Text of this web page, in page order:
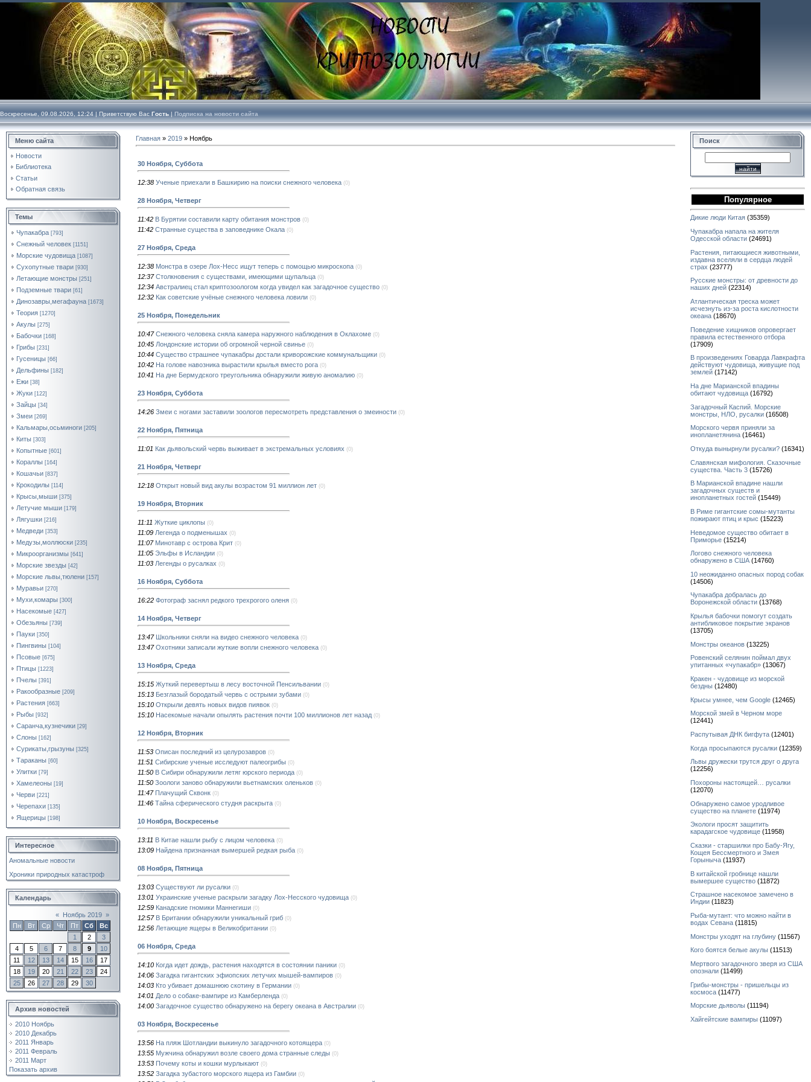
Воскресенье, 09.08.2026, 12:24 | Приветствую Вас Гость | Подписка на новости сайта
Меню сайта
Новости
Библиотека
Статьи
Обратная связь
Темы
Чупакабра [793]
Снежный человек [1151]
Морские чудовища [1087]
Сухопутные твари [930]
Летающие монстры [251]
Подземные твари [61]
Динозавры,мегафауна [1673]
Теория [1270]
Акулы [275]
Бабочки [168]
Грибы [231]
Гусеницы [66]
Дельфины [182]
Ежи [38]
Жуки [122]
Зайцы [34]
Змеи [269]
Кальмары,осьминоги [205]
Киты [303]
Копытные [601]
Кораллы [164]
Кошачьи [837]
Крокодилы [114]
Крысы,мыши [375]
Летучие мыши [179]
Лягушки [216]
Медведи [353]
Медузы,моллюски [235]
Микроорганизмы [641]
Морские звезды [42]
Морские львы,тюлени [157]
Муравьи [270]
Мухи,комары [300]
Насекомые [427]
Обезьяны [739]
Пауки [350]
Пингвины [104]
Псовые [675]
Птицы [1223]
Пчелы [391]
Ракообразные [209]
Растения [663]
Рыбы [932]
Саранча,кузнечики [29]
Слоны [162]
Сурикаты,грызуны [325]
Тараканы [60]
Улитки [79]
Хамелеоны [19]
Черви [221]
Черепахи [135]
Ящерицы [198]
Интересное
Аномальные новости
Хроники природных катастроф
Календарь
« Ноябрь 2019 »
Пн
Вт Ср Чт Пт Сб
Вс
1
2
3
4
5 6 7 8 9
10
11
12 13 14 15 16
17
18
19 20 21 22 23
24
25
26 27 28 29 30
Архив новостей
2010 Ноябрь
2010 Декабрь
2011 Январь
2011 Февраль
2011 Март
Показать архив
Главная » 2019 » Ноябрь
30 Ноября, Суббота
12:38 Ученые приехали в Башкирию на поиски снежного человека (0)
28 Ноября, Четверг
11:42 В Бурятии составили карту обитания монстров (0)
11:42 Странные существа в заповеднике Окала (0)
27 Ноября, Среда
12:38 Монстра в озере Лох-Несс ищут теперь с помощью микроскопа (0)
12:37 Столкновения с существами, имеющими щупальца (0)
12:34 Австралиец стал криптозоологом когда увидел как загадочное существо (0)
12:32 Как советские учёные снежного человека ловили (0)
25 Ноября, Понедельник
10:47 Снежного человека сняла камера наружного наблюдения в Оклахоме (0)
10:45 Лондонские истории об огромной черной свинье (0)
10:44 Существо страшнее чупакабры достали криворожские коммунальщики (0)
10:42 На голове навозника вырастили крылья вместо рога (0)
10:41 На дне Бермудского треугольника обнаружили живую аномалию (0)
23 Ноября, Суббота
14:26 Змеи с ногами заставили зоологов пересмотреть представления о змеиности (0)
22 Ноября, Пятница
11:01 Как дьявольский червь выживает в экстремальных условиях (0)
21 Ноября, Четверг
12:18 Открыт новый вид акулы возрастом 91 миллион лет (0)
19 Ноября, Вторник
11:11 Жуткие циклопы (0)
11:09 Легенда о подменышах (0)
11:07 Минотавр с острова Крит (0)
11:05 Эльфы в Исландии (0)
11:03 Легенды о русалках (0)
16 Ноября, Суббота
16:22 Фотограф заснял редкого трехрогого оленя (0)
14 Ноября, Четверг
13:47 Школьники сняли на видео снежного человека (0)
13:47 Охотники записали жуткие вопли снежного человека (0)
13 Ноября, Среда
15:15 Жуткий перевертыш в лесу восточной Пенсильвании (0)
15:13 Безглазый бородатый червь с острыми зубами (0)
15:10 Открыли девять новых видов пиявок (0)
15:10 Насекомые начали опылять растения почти 100 миллионов лет назад (0)
12 Ноября, Вторник
11:53 Описан последний из целурозавров (0)
11:51 Сибирские ученые исследуют палеогрибы (0)
11:50 В Сибири обнаружили летяг юрского периода (0)
11:50 Зоологи заново обнаружили вьетнамских оленьков (0)
11:47 Плачущий Сквонк (0)
11:46 Тайна сферического студня раскрыта (0)
10 Ноября, Воскресенье
13:11 В Китае нашли рыбу с лицом человека (0)
13:09 Найдена признанная вымершей редкая рыба (0)
08 Ноября, Пятница
13:03 Существуют ли русалки (0)
13:01 Украинские ученые раскрыли загадку Лох-Несского чудовища (0)
12:59 Канадские гномики Маннегиши (0)
12:57 В Британии обнаружили уникальный гриб (0)
12:56 Летающие ящеры в Великобритании (0)
06 Ноября, Среда
14:10 Когда идет дождь, растения находятся в состоянии паники (0)
14:06 Загадка гигантских эфиопских летучих мышей-вампиров (0)
14:03 Кто убивает домашнюю скотину в Германии (0)
14:01 Дело о собаке-вампире из Камберленда (0)
14:00 Загадочное существо обнаружено на берегу океана в Австралии (0)
03 Ноября, Воскресенье
13:56 На пляж Шотландии выкинуло загадочного котоящера (0)
13:55 Мужчина обнаружил возле своего дома странные следы (0)
13:53 Почему коты и кошки мурлыкают (0)
13:52 Загадка зубастого морского ящера из Гамбии (0)
Поиск
Популярное
Дикие люди Китая (35359)
Чупакабра напала на жителя
Одесской области (24691)
Растения, питающиеся животными,
издавна вселяли в сердца людей
страх (23777)
Русские монстры: от древности до
наших дней (22314)
Атлантическая треска может
исчезнуть из-за роста кислотности
океана (18670)
Поведение хищников опровергает
правила естественного отбора
(17909)
В произведениях Говарда Лавкрафта
действуют чудовища, живущие под
землей (17142)
На дне Марианской впадины
обитают чудовища (16792)
Загадочный Каспий. Морские
монстры, НЛО, русалки (16508)
Морского червя приняли за
инопланетянина (16461)
Откуда вынырнули русалки? (16341)
Славянская мифология. Сказочные
существа. Часть 3 (15726)
В Марианской впадине нашли
загадочных существ и
инопланетных гостей (15449)
В Риме гигантские сомы-мутанты
пожирают птиц и крыс (15223)
Неведомое существо обитает в
Приморье (15214)
Логово снежного человека
обнаружено в США (14760)
10 неожиданно опасных пород собак
(14506)
Чупакабра добралась до
Воронежской области (13768)
Крылья бабочки помогут создать
антибликовое покрытие экранов
(13705)
Монстры океанов (13225)
Ровенский селянин поймал двух
упитанных «чупакабр» (13067)
Кракен - чудовище из морской
бездны (12480)
Крысы умнее, чем Google (12465)
Морской змей в Черном море
(12441)
Распутывая ДНК бигфута (12401)
Когда просыпаются русалки (12359)
Львы дружески трутся друг о друга
(12256)
Похороны настоящей… русалки
(12070)
Обнаружено самое уродливое
существо на планете (11974)
Экологи просят защитить
карадагское чудовище (11958)
Сказки - старшилки про Бабу-Ягу,
Кощея Бессмертного и Змея
Горыныча (11937)
В китайской гробнице нашли
вымершее существо (11872)
Страшное насекомое замечено в
Индии (11823)
Рыба-мутант: что можно найти в
водах Севана (11815)
Монстры уходят на глубину (11567)
Кого боятся белые акулы (11513)
Мертвого загадочного зверя из США
опознали (11499)
Грибы-монстры - пришельцы из
космоса (11477)
Морские дьяволы (11194)
Хайгейтские вампиры (11097)